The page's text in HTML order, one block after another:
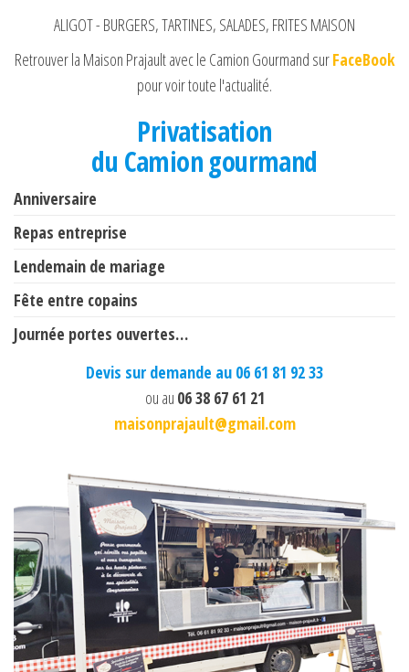
ALIGOT - BURGERS, TARTINES, SALADES, FRITES MAISON
Retrouver la Maison Prajault avec le Camion Gourmand surFaceBook
pour voir toute l'actualité.
Privatisation
du Camion gourmand
Anniversaire
Repas entreprise
Lendemain de mariage
Fête entre copains
Journée portes ouvertes…
Devis sur demande au 06 61 81 92 33
ou au 06 38 67 61 21
maisonprajault@gmail.com